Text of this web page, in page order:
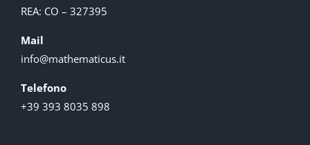
REA: CO – 327395
Mail
info@mathematicus.it
Telefono
+39 393 8035 898